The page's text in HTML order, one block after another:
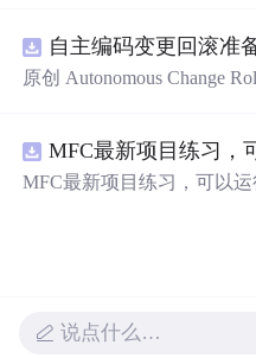
原创 Autonomous Change
备度”的结果，按风险、变
排周期复核；本地网页、
MFC最新项目练习，
MFC最新项目练习，可以运
说点什么…